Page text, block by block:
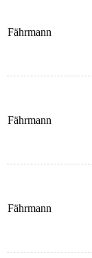
Fährmann
Fährmann
Fährmann